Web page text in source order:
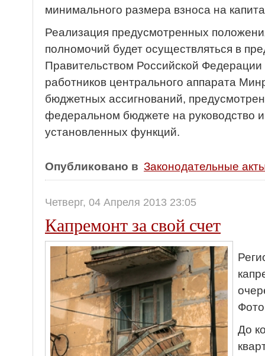
минимального размера взноса на
Реализация предусмотренных
полномочий будет осуществляться в
Правительством Российской
работников центрального аппарата
бюджетных ассигнований,
федеральном бюджете на руководство
установленных функций.
Опубликовано в Законодательные
Четверг, 04 Апреля 2013 23:05
Капремонт за свой счет
До